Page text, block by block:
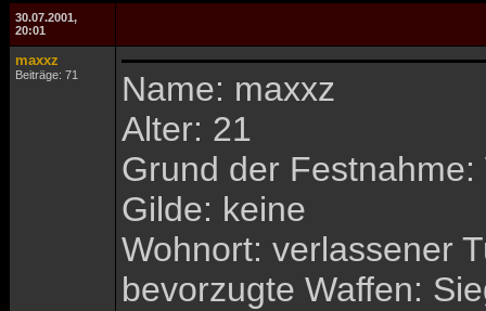
30.07.2001,
20:01
maxxz
Beiträge: 71
Name: maxxz
Alter: 21
Grund der
Gilde: keine
Wohnort: verlassener
bevorzugte Waffen: